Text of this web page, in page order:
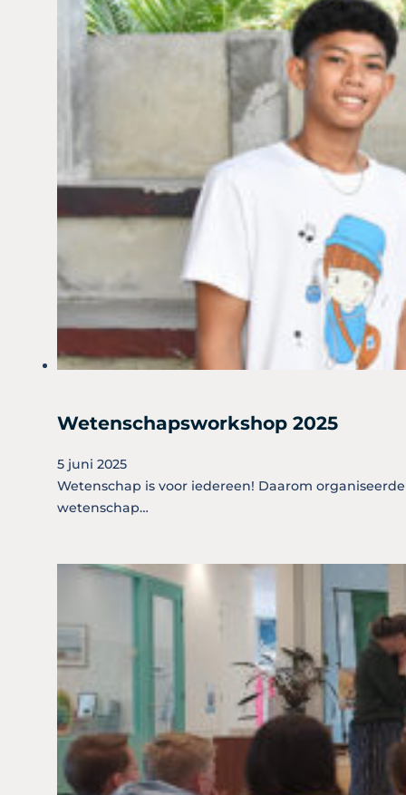
Wetenschapsworkshop 2025
5 juni 2025
Wetenschap is voor iedereen! Daarom
wetenschap…